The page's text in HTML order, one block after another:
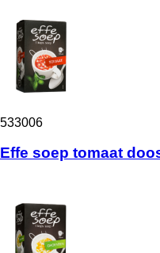
533006
Effe soep tomaat